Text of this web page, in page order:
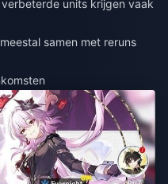
units krijgen vaak
samen met reruns